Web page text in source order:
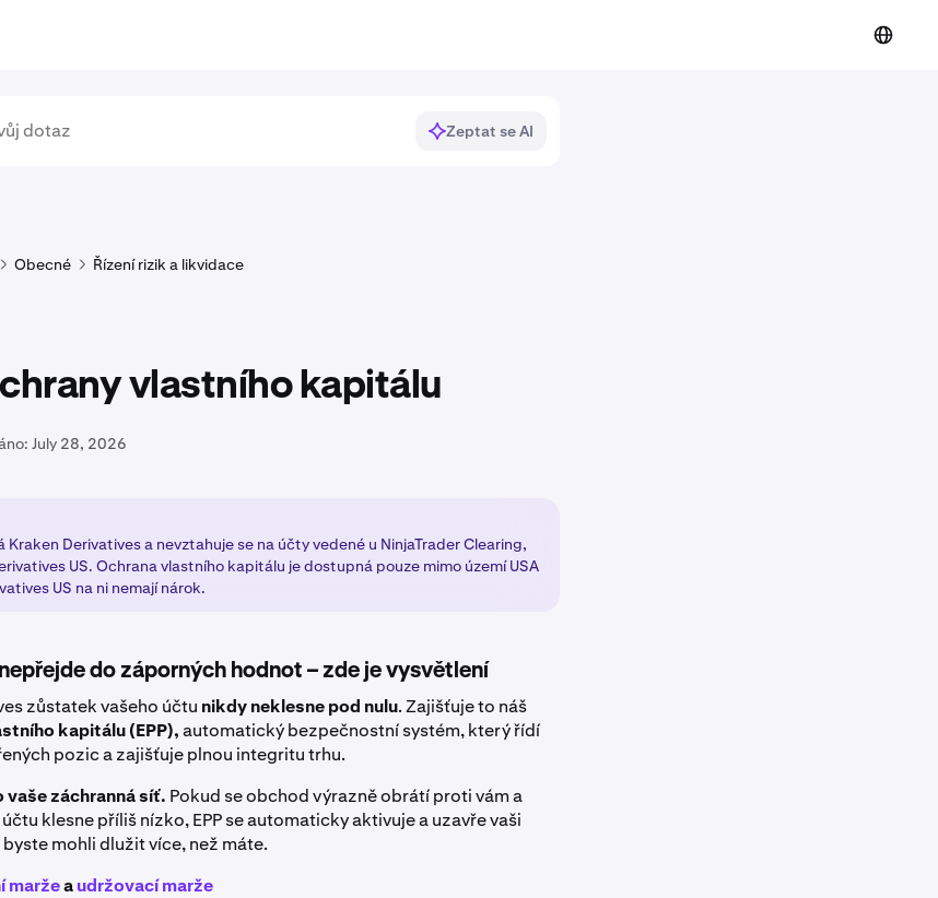
Zeptat se AI
Obecné Řízení rizik a likvidace
vlastního kapitálu
July 28, 2026
Kraken Derivatives a nevztahuje se na účty vedené u NinjaTrader Clearing,
US. Ochrana vlastního kapitálu je dostupná pouze mimo území USA
US na ni nemají nárok.
do záporných hodnot – zde je vysvětlení
zůstatek vašeho účtu nikdy neklesne pod nulu. Zajišťuje to náš
kapitálu (EPP),automatický bezpečnostní systém, který řídí
pozic a zajišťuje plnou integritu trhu.
vaše záchranná síť. Pokud se obchod výrazně obrátí proti vám a
klesne příliš nízko, EPP se automaticky aktivuje a uzavře vaši
mohli dlužit více, než máte.
maržeaudržovací marže